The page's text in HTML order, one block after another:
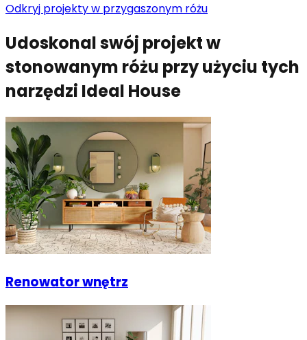
Odkryj projekty w przygaszonym różu
Udoskonal swój projekt w
stonowanym różu przy użyciu tych
narzędzi Ideal House
Renowator wnętrz